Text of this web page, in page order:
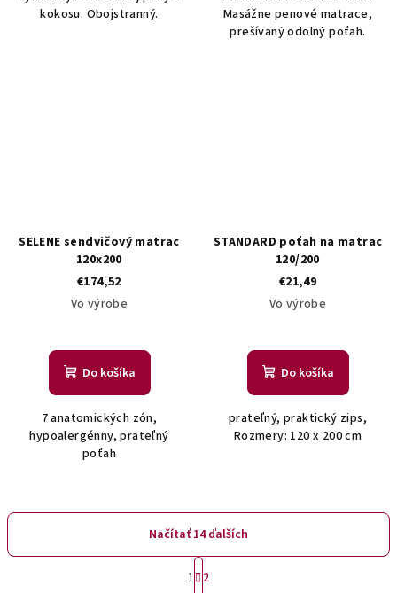
kokosu. Obojstranný.
Masážne penové matrace,
prešívaný odolný poťah.
SELENE sendvičový matrac
120x200
€174,52
Vo výrobe
Do košíka
7 anatomických zón,
hypoalergénny, prateľný
poťah
STANDARD poťah na matrac
120/200
€21,49
Vo výrobe
Do košíka
prateľný, praktický zips,
Rozmery: 120 x 200 cm
Načítať 14 ďalších
S
t
1 2